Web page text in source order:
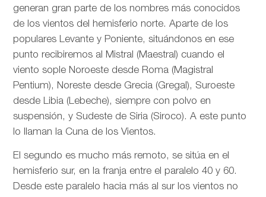
generan gran parte de los nombres más conocidos
de los vientos del hemisferio norte. Aparte de los
populares Levante y Poniente, situándonos en ese
punto recibiremos al Mistral (Maestral) cuando el
viento sople Noroeste desde Roma (Magistral
Pentium), Noreste desde Grecia (Gregal), Suroeste
desde Libia (Lebeche), siempre con polvo en
suspensión, y Sudeste de Siria (Siroco). A este punto
lo llaman la Cuna de los Vientos.
El segundo es mucho más remoto, se sitúa en el
hemisferio sur, en la franja entre el paralelo 40 y 60.
Desde este paralelo hacia más al sur los vientos no